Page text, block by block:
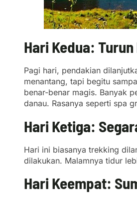
Hari Kedua:
Pagi hari, pendakian
menantang, tapi begitu
benar-benar magis. Banyak
danau. Rasanya seperti spa
Hari Ketiga:
Hari ini biasanya trekking
dilakukan. Malamnya tidur
Hari Keempat: